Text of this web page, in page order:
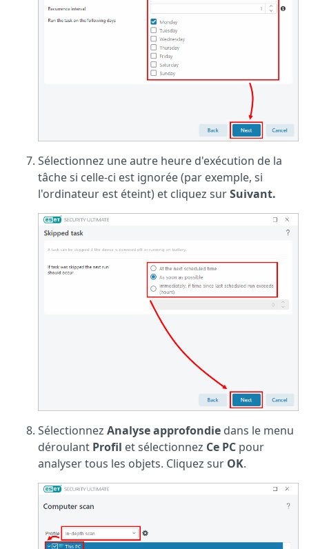
Sélectionnez une autre heure d'exécution de la
tâche si celle-ci est ignorée (par exemple, si
l'ordinateur est éteint) et cliquez surSuivant.
Sélectionnez Analyse approfondie dans le menu
déroulant Profil et sélectionnez Ce PC pour
analyser tous les objets. Cliquez sur OK.